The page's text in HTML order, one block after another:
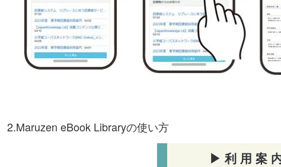
2.Maruzen eBook Libraryの使い方
▶ 利 用 案